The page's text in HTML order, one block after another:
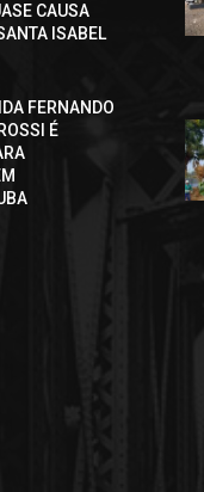
CAUSA
ISABEL
FERNANDO
É